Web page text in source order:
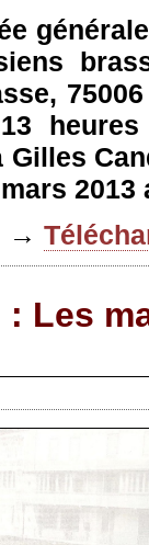
Gilles
2013
→
: Les